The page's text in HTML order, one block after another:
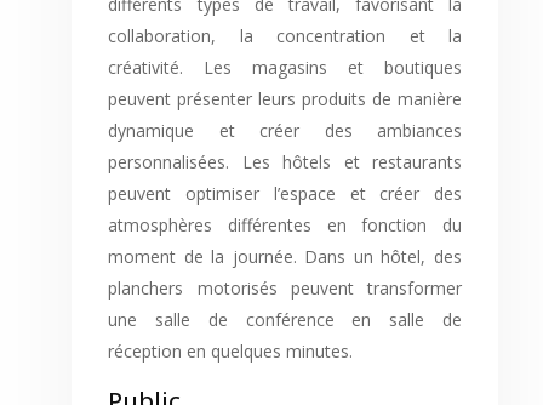
collaboration, la concentration et la
créativité. Les magasins et boutiques
peuvent présenter leurs produits de manière
dynamique et créer des ambiances
personnalisées. Les hôtels et restaurants
peuvent optimiser l’espace et créer des
atmosphères différentes en fonction du
moment de la journée. Dans un hôtel, des
planchers motorisés peuvent transformer
une salle de conférence en salle de
réception en quelques minutes.